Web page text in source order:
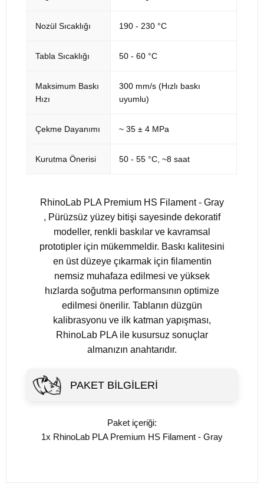
Nozül Sıcaklığı 190 - 230 °C
Tabla Sıcaklığı 50 - 60 °C
Maksimum Baskı
Hızı
300 mm/s (Hızlı baskı
uyumlu)
Çekme Dayanımı ~ 35 ± 4 MPa
Kurutma Önerisi 50 - 55 °C, ~8 saat
RhinoLab PLA Premium HS Filament - Gray
, Pürüzsüz yüzey bitişi sayesinde dekoratif
modeller, renkli baskılar ve kavramsal
prototipler için mükemmeldir. Baskı kalitesini
en üst düzeye çıkarmak için filamentin
nemsiz muhafaza edilmesi ve yüksek
hızlarda soğutma performansının optimize
edilmesi önerilir. Tablanın düzgün
kalibrasyonu ve ilk katman yapışması,
RhinoLab PLA ile kusursuz sonuçlar
almanızın anahtarıdır.
PAKET BILGILERI
Paket içeriği:
1x RhinoLab PLA Premium HS Filament - Gray